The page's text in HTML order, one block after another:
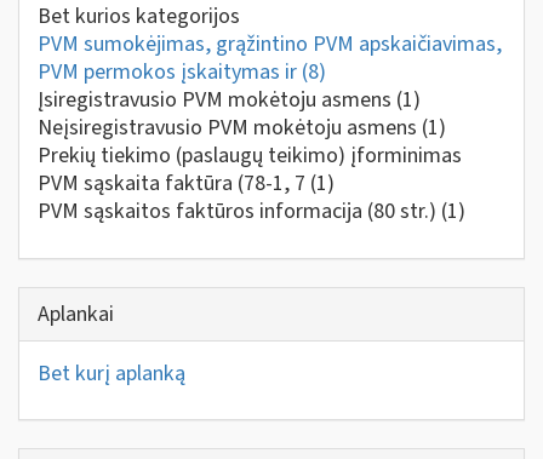
Bet kurios kategorijos
PVM sumokėjimas, grąžintino PVM apskaičiavimas,
PVM permokos įskaitymas ir (8)
Įsiregistravusio PVM mokėtoju asmens (1)
Neįsiregistravusio PVM mokėtoju asmens (1)
Prekių tiekimo (paslaugų teikimo) įforminimas
PVM sąskaita faktūra (78-1, 7 (1)
PVM sąskaitos faktūros informacija (80 str.) (1)
Aplankai
Bet kurį aplanką